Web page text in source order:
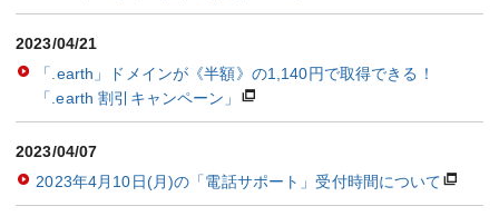
2023/04/21
「.earth」ドメインが《半額》の1,140円で取得できる！
「.earth 割引キャンペーン」
2023/04/07
2023年4月10日(月)の「電話サポート」受付時間について